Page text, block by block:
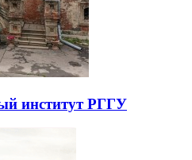
институт РГГУ